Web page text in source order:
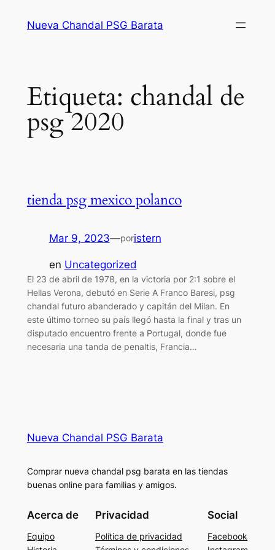
Nueva Chandal PSG Barata
Etiqueta: chandal de
psg 2020
tienda psg mexico polanco
Mar 9, 2023—poristern
en Uncategorized
El 23 de abril de 1978, en la victoria por 2:1 sobre el
Hellas Verona, debutó en Serie A Franco Baresi, psg
chandal futuro abanderado y capitán del Milan. En
este último torneo su país llegó hasta la final y tras un
disputado encuentro frente a Portugal, donde fue
necesaria una tanda de penaltis, Francia…
Nueva Chandal PSG Barata
Comprar nueva chandal psg barata en las tiendas
buenas online para familias y amigos.
Acerca de
Equipo
Privacidad
Política de privacidad
Social
Facebook